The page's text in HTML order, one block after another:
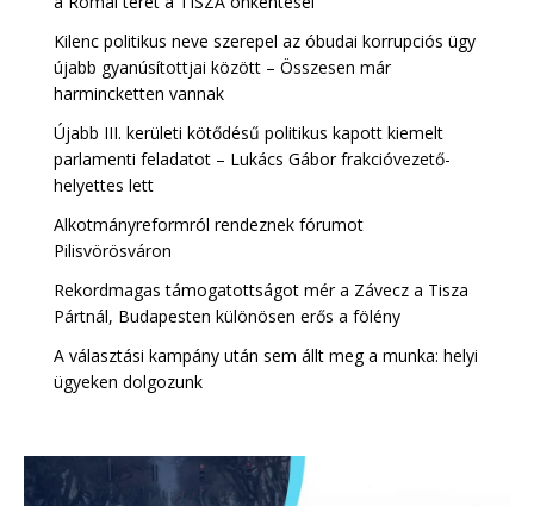
Kilenc politikus neve szerepel az óbudai korrupciós ügy
újabb gyanúsítottjai között – Összesen már
harmincketten vannak
Újabb III. kerületi kötődésű politikus kapott kiemelt
parlamenti feladatot – Lukács Gábor frakcióvezető-
helyettes lett
Alkotmányreformról rendeznek fórumot
Pilisvörösváron
Rekordmagas támogatottságot mér a Závecz a Tisza
Pártnál, Budapesten különösen erős a fölény
A választási kampány után sem állt meg a munka: helyi
ügyeken dolgozunk